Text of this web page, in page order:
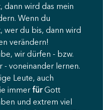
dann wird das mein
Wenn du
wer du bis, dann wird
verändern!
wir dürfen - bzw.
- voneinander lernen.
Leute, auch
immer für Gott
und extrem viel